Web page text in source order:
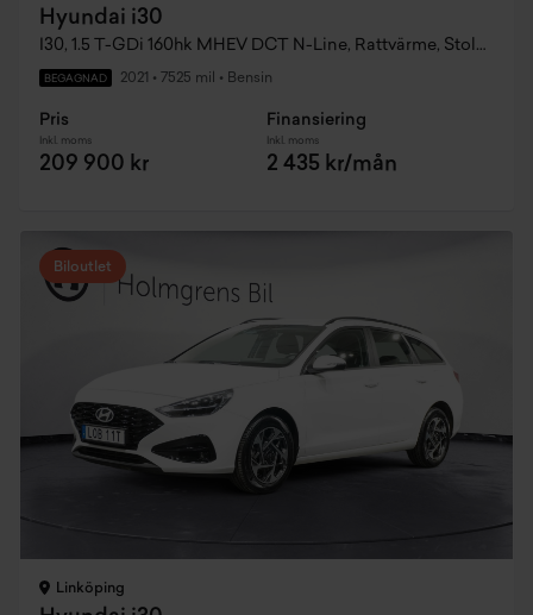
Hyundai i30
I30, 1.5 T-GDi 160hk MHEV DCT N-Line, Rattvärme, Stolsvärme, LED Ramp
BEGAGNAD 2021 • 7525 mil • Bensin
Pris
Inkl. moms
209 900 kr
Finansiering
Inkl. moms
2 435 kr/mån
Biloutlet
Linköping